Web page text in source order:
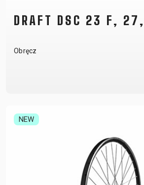
DRAFT DSC 23 F,
Obręcz
NEW